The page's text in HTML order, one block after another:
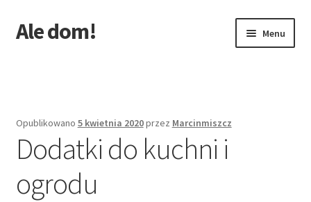
Przejdź
do
Przejdź
do
Ale dom! Menu
Opublikowano 5 kwietnia 2020przez Marcinmiszcz
Dodatki do kuchni i
ogrodu